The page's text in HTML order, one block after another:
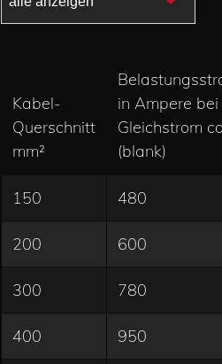
Kabel-
Querschnitt
mm²
in Ampere bei
Gleichstrom
(blank)
150 480
200 600
300 780
400 950